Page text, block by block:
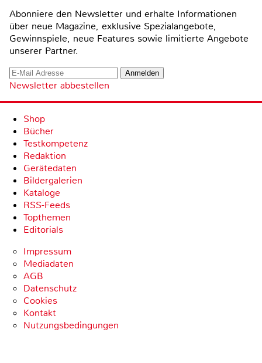
Abonniere den Newsletter und erhalte Informationen
über neue Magazine, exklusive Spezialangebote,
Gewinnspiele, neue Features sowie limitierte Angebote
unserer Partner.
Newsletter abbestellen
Shop
Bücher
Testkompetenz
Redaktion
Gerätedaten
Bildergalerien
Kataloge
RSS-Feeds
Topthemen
Editorials
Impressum
Mediadaten
AGB
Datenschutz
Cookies
Kontakt
Nutzungsbedingungen